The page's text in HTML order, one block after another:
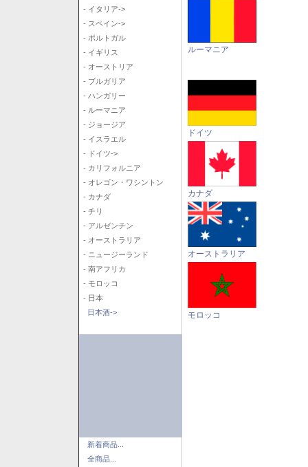
- イタリア->
- スペイン->
- ポルトガル
- イギリス
- オーストリア
- ブルガリア
- ハンガリー
- ルーマニア
- ジョージア
- イスラエル
- ドイツ->
- カリフォルニア
- オレゴン・ワシントン
- カナダ
- チリ
- アルゼンチン
- オーストラリア
- ニュージーランド
- 南アフリカ
- モロッコ
- 日本
日本酒->
新着商品...
全商品...
ルーマニア
ドイツ
カナダ
オーストラリア
モロッコ